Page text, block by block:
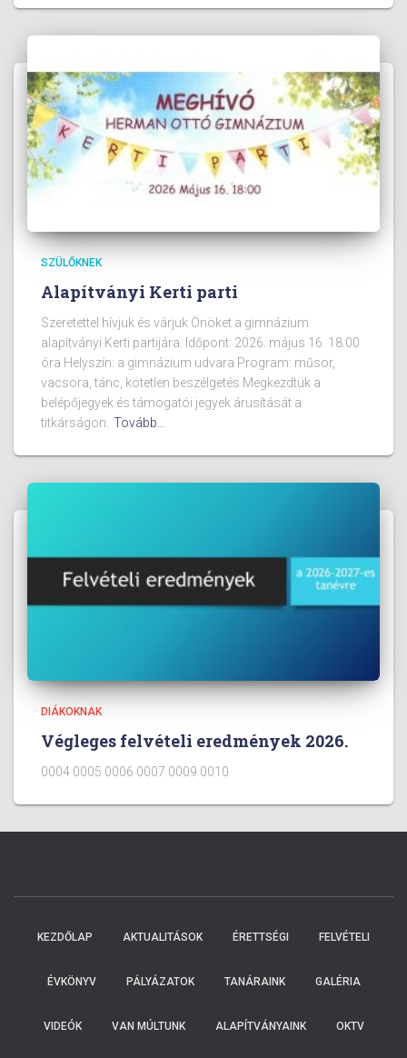
SZÜLŐKNEK
Alapítványi Kerti parti
Szeretettel hívjuk és várjuk Önöket a gimnázium
alapítványi Kerti partijára. Időpont: 2026. május 16. 18.00
óra Helyszín: a gimnázium udvara Program: műsor,
vacsora, tánc, kötetlen beszélgetés Megkezdtük a
belépőjegyek és támogatói jegyek árusítását a
titkárságon. Tovább…
DIÁKOKNAK
Végleges felvételi eredmények 2026.
0004 0005 0006 0007 0009 0010
KEZDŐLAP AKTUALITÁSOK ÉRETTSÉGI FELVÉTELI
ÉVKÖNYV PÁLYÁZATOK TANÁRAINK GALÉRIA
VIDEÓK VAN MÚLTUNK ALAPÍTVÁNYAINK OKTV